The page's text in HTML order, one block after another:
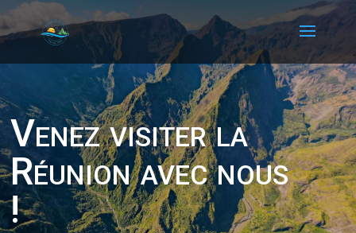
Venez visiter la
Réunion avec nous
!